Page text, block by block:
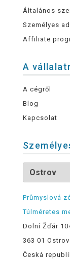
Általános
Személyes
Affiliate
A
A cégről
Blog
Kapcsolat
Průmyslová
Túlméretes
Dolní Žďár
363 01 Ostrov
Česká